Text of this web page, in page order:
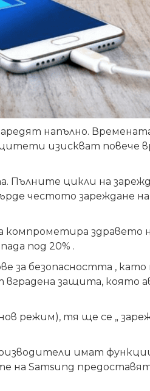
напълно.
изискват повече
цикли на
честото зареждане
компрометира здравето
под 20% .
за безопасността ,
вградена защита, която
режим), тя ще се „
имат функции
на Samsung